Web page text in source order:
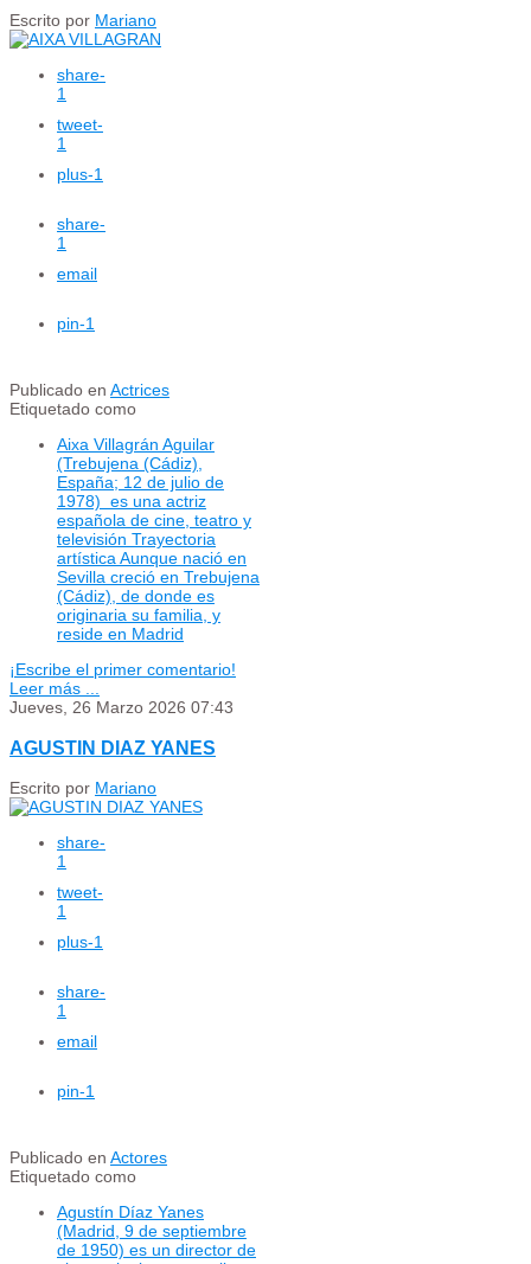
Escrito por Mariano
share-
1
tweet-
1
plus-1
share-
1
email
pin-1
Publicado en Actrices
Etiquetado como
Aixa Villagrán Aguilar
(Trebujena (Cádiz),
España; 12 de julio de
1978) ​ es una actriz
española de cine, teatro y
televisión Trayectoria
artística Aunque nació en
Sevilla creció en Trebujena
(Cádiz), de donde es
originaria su familia, y
reside en Madrid
¡Escribe el primer comentario!
Leer más ...
Jueves, 26 Marzo 2026 07:43
AGUSTIN DIAZ YANES
Escrito por Mariano
share-
1
tweet-
1
plus-1
share-
1
email
pin-1
Publicado en Actores
Etiquetado como
Agustín Díaz Yanes
(Madrid, 9 de septiembre
de 1950) es un director de